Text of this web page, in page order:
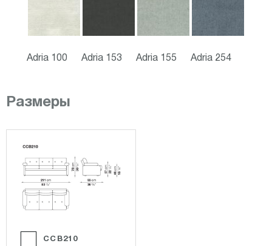
Adria 100 Adria 153 Adria 155 Adria 254
Размеры
CCB210